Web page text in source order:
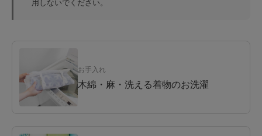
用しないでください。
お手入れ
木綿・麻・洗える着物のお洗濯